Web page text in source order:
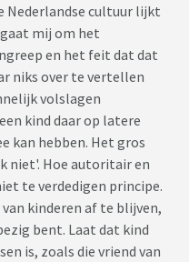
Nederlandse cultuur lijkt
mij om het
en het feit dat dat
niks over te vertellen
volslagen
kind daar op latere
kan hebben. Het gros
niet'. Hoe autoritair en
te verdedigen principe.
kinderen af te blijven,
bent. Laat dat kind
is, zoals die vriend van